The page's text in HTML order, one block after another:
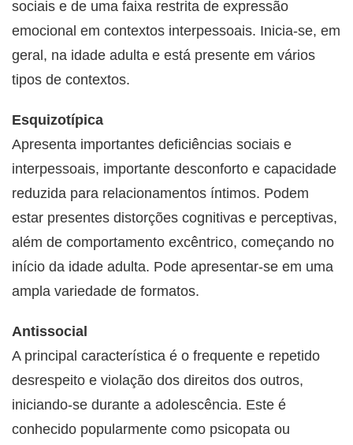
sociais e de uma faixa restrita de expressão
emocional em contextos interpessoais. Inicia-se, em
geral, na idade adulta e está presente em vários
tipos de contextos.
Esquizotípica
Apresenta importantes deficiências sociais e
interpessoais, importante desconforto e capacidade
reduzida para relacionamentos íntimos. Podem
estar presentes distorções cognitivas e perceptivas,
além de comportamento excêntrico, começando no
início da idade adulta. Pode apresentar-se em uma
ampla variedade de formatos.
Antissocial
A principal característica é o frequente e repetido
desrespeito e violação dos direitos dos outros,
iniciando-se durante a adolescência. Este é
conhecido popularmente como psicopata ou